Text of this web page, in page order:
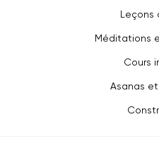
Leçons
Méditations
Cours
Asanas